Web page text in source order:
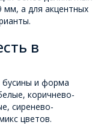
мм, а для акцентных
в
бусины и форма
коричнево-
сиренево-
цветов.